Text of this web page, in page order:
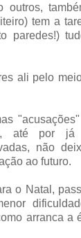
outros,
tem a
paredes!)
ali pelo
até por já
não
ao futuro.
o Natal,
arranca a